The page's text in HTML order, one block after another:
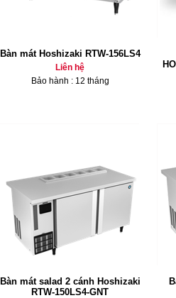
Bàn mát Hoshizaki RTW-156LS4
Liên hệ
Bảo hành : 12 tháng
Bàn mát salad 2 cánh Hoshizaki
RTW-150LS4-GNT